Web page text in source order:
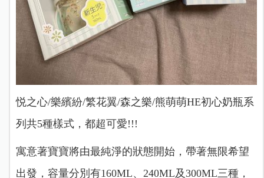
悦之心/樂繽紛/繁花翼/森之樂/熊萌萌HE初心奶瓶系
列共5種樣式，都超可愛!!!
寓意著寶寶將由最純淨的狀態開始，帶著無限希望
出發，容量分別有160ML、240ML及300ML三種，